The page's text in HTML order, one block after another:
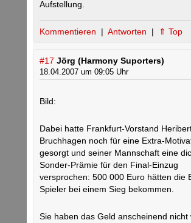
Aufstellung.
Kommentieren | Antworten | ⇑ Top
#17 Jörg (Harmony Suporters)
18.04.2007 um 09:05 Uhr
Bild:
Dabei hatte Frankfurt-Vorstand
Bruchhagen noch für eine Extra-
gesorgt und seiner Mannschaft eine
Sonder-Prämie für den Final-Einzug
versprochen: 500 000 Euro hätten die
Spieler bei einem Sieg bekommen.
Sie haben das Geld anscheinend nicht